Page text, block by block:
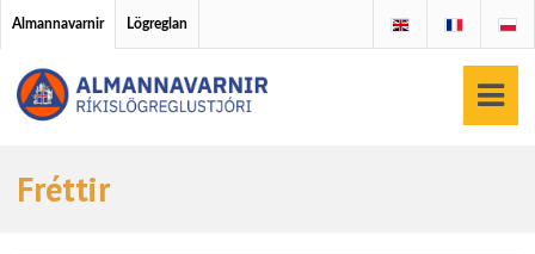
Almannavarnir Lögreglan
Fréttir